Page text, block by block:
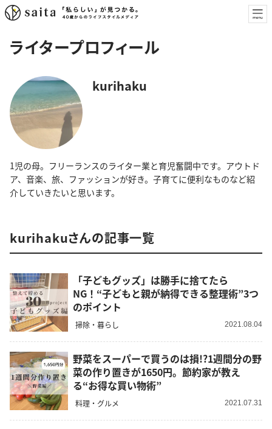
ライタープロフィール
kurihaku
1児の母。フリーランスのライター業と育児奮闘中です。アウトド
ア、音楽、旅、ファッションが好き。子育てに便利なものなど紹
介していきたいと思います。
kurihakuさんの記事一覧
「子どもグッズ」は勝手に捨てたら
NG！“子どもと親が納得できる整理術”3つ
のポイント
掃除・暮らし 2021.08.04
野菜をスーパーで買うのは損!?1週間分の野
菜の作り置きが1650円。節約家が教え
る“お得な買い物術”
料理・グルメ 2021.07.31